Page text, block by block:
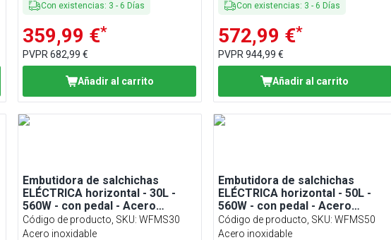
Con existencias: 3 - 6 Días
359,99 €*
PVPR682,99 €
Añadir al carrito
Con existencias: 3 - 6 Días
572,99 €*
PVPR944,99 €
Añadir al carrito
Embutidora de salchichas
ELÉCTRICA horizontal - 30L -
560W - con pedal - Acero
inoxidable - con 3 tubos de
embutición
Código de producto, SKU:WFMS30
Acero inoxidable
Embutidora de salchichas
ELÉCTRICA horizontal - 50L -
560W - con pedal - Acero
inoxidable - con 3 tubos de
embutición
Código de producto, SKU:WFMS50
Acero inoxidable